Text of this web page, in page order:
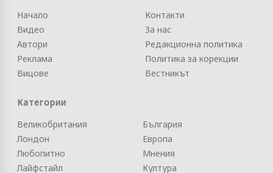
Начало
Видео
Автори
Реклама
Вицове
Контакти
За нас
Редакционна политика
Политика за корекции
Вестникът
Категории
Великобритания
Лондон
Любопитно
Лайфстайл
България
Европа
Мнения
Култура